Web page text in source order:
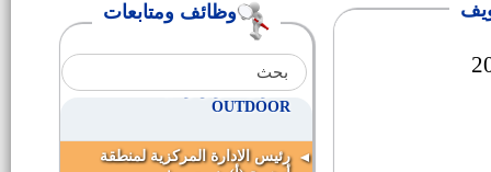
وظائف ومتابعات
مهندسين مدنى ومعمارى
مندوبى تسويق و مبيعات SALES
OUTDOOR
رئيس الادارة المركزية لمنطقة